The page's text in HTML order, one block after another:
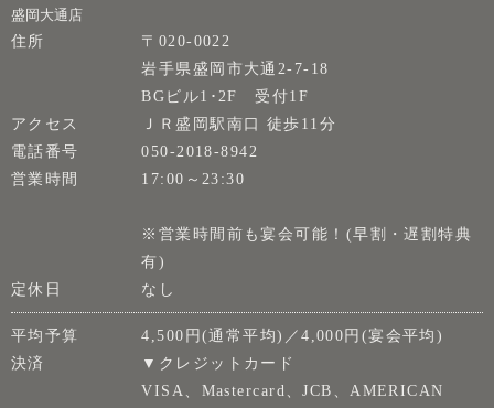
盛岡大通店
住所
〒020-0022
岩手県盛岡市大通2-7-18
BGビル1･2F 受付1F
アクセス
ＪＲ盛岡駅南口 徒歩11分
電話番号
050-2018-8942
営業時間
17:00～23:30
※営業時間前も宴会可能！(早割・遅割特典
有)
定休日
なし
平均予算
4,500円(通常平均)／4,000円(宴会平均)
決済
▼クレジットカード
VISA、Mastercard、JCB、AMERICAN